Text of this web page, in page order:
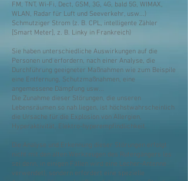
FM, TNT, Wi-Fi, Dect, GSM, 3G, 4G, bald 5G, WIMAX,
WLAN, Radar für Luft und Seeverkehr, usw...)
Schmutziger Strom (z. B. CPL, intelligente Zähler
[Smart Meter], z. B. Linky in Frankreich)
Sie haben unterschiedliche Auswirkungen auf die
Personen und erfordern, nach einer Analyse, die
Durchführung geeigneter Maßnahmen wie zum Beispile
eine Entfernung, Schutzmaßnahmen, eine
angemessene Dämpfung usw...
Die Zunahme dieser Störungen, die unseren
Lebensräumen so nah liegen, ist höchstwahrscheinlich
die Ursache für die Explosion von Allergien,
Hyperaktivität, Elektro-hyperempfindlichkeit.
​Die Analyse und Erkennung dieser Störungen erfolgt
nicht mit den alten Werkzeugen des Rutengängers (es
sei denn, in einigen Fällen wird eine Lecher-Antenne
verwendet), sondern erfordert eine spezielle